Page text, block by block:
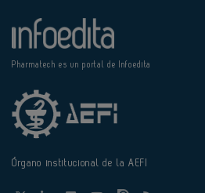
Pharmatech es un portal de Infoedita
Órgano institucional de la AEFI